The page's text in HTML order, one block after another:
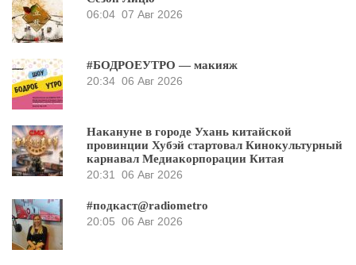
06:04 07 Авг 2026
#БОДРОЕУТРО — макияж
20:34 06 Авг 2026
Накануне в городе Ухань китайской
провинции Хубэй стартовал Кинокультурный
карнавал Медиакорпорации Китая
20:31 06 Авг 2026
#подкаст@radiometro
20:05 06 Авг 2026